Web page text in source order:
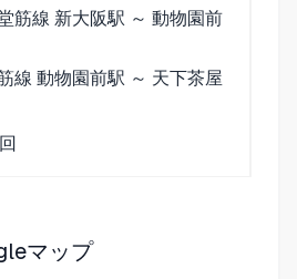
筋線 新大阪駅 ～ 動物園前
線 動物園前駅 ～ 天下茶屋
マップ